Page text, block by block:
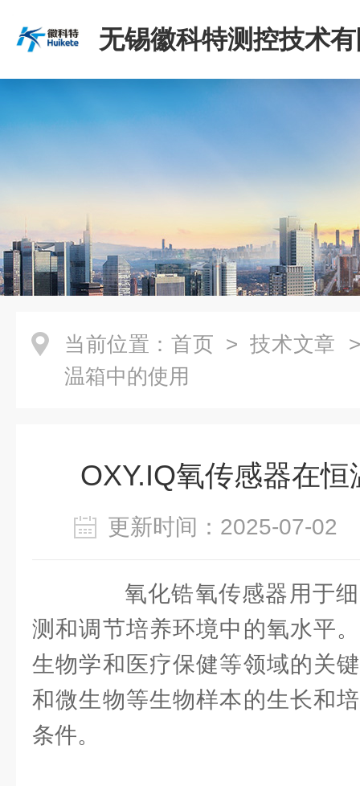
无锡徽科特测控技术
当前位置： 首页 > 技术文章
温箱中的使用
OXY.IQ氧传感器在
更新时间：2025-07-
氧化锆氧传感器用于细
测和调节培养环境中的氧水平
生物学和医疗保健等领域的关
和微生物等生物样本的生长和
条件。